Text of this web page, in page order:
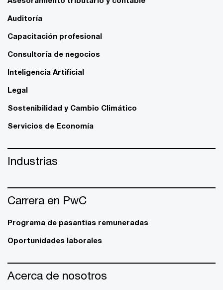
Auditoría
Capacitación profesional
Consultoría de negocios
Inteligencia Artificial
Legal
Sostenibilidad y Cambio Climático
Servicios de Economía
Industrias
Carrera en PwC
Programa de pasantías remuneradas
Oportunidades laborales
Acerca de nosotros